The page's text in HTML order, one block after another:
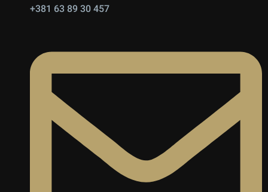
+381 63 89 30 457